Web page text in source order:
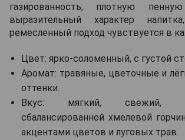
газированность, плотную
выразительный характер
ремесленный подход чувствуется в
Цвет: ярко-соломенный, с густой
Аромат: травяные, цветочные и
оттенки.
Вкус: мягкий, свежий,
сбалансированной хмелевой
акцентами цветов и луговых трав.